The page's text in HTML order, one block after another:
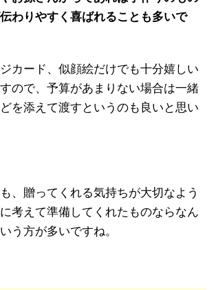
わりやすく喜ばれることも多いで
カード、似顔絵だけでも十分嬉しい
ので、予算があまりない場合は一緒
を添えて渡すというのも良いと思い
、贈ってくれる気持ちが大切なよう
考えて準備してくれたものならなん
う方が多いですね。